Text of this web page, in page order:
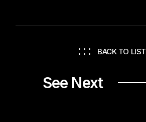
BACK TO LIST
See Next